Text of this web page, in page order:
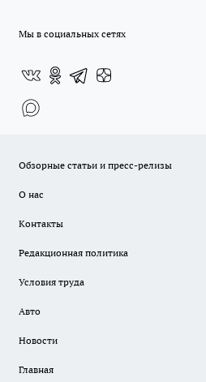
Мы в социальных сетях
Обзорные статьи и пресс-релизы
О нас
Контакты
Редакционная политика
Условия труда
Авто
Новости
Главная